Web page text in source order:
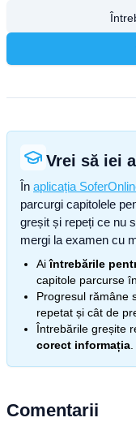
Vrei să iei
În aplicația
parcurgi capitolele
greșit și repeți ce nu
mergi la examen cu
Aiîntrebările
capitole parcurse
Progresul rămâne
repetat și cât de
Întrebările greșite
corect informația
Comentarii